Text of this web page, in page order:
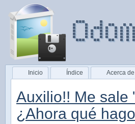
Inicio Índice Acerca de
Auxilio!! Me sale
¿Ahora qué